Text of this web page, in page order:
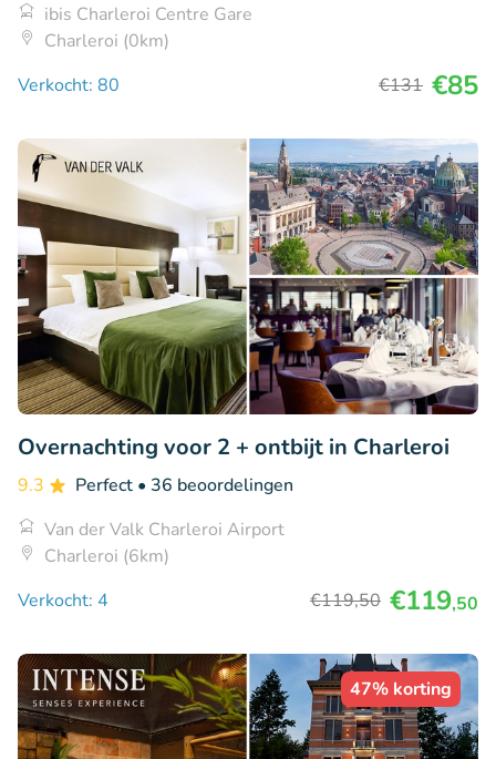
ibis Charleroi Centre Gare
Charleroi (0km)
Verkocht: 80
€131 €85
Overnachting voor 2 + ontbijt in Charleroi
9.3 Perfect • 36 beoordelingen
Van der Valk Charleroi Airport
Charleroi (6km)
Verkocht: 4
€119,50 €119,50
47% korting